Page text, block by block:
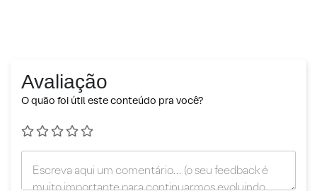
Avaliação
O quão foi útil este conteúdo pra você?